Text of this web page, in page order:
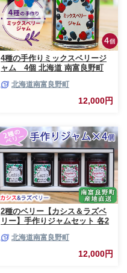
4種の手作りミックスベリージ
ャム 4個 北海道 南富良野町
合せ ブルーベリー てんさい糖
酸味 甘味 香り 甘酸っぱい 美味
北海道南富良野町
12,000円
2種のベリー【カシス＆ラズベ
リー】手作りジャムセット 各2
リー カシス ラズベリー ソース
果実 てんさい糖 無農薬
北海道南富良野町
12,000円